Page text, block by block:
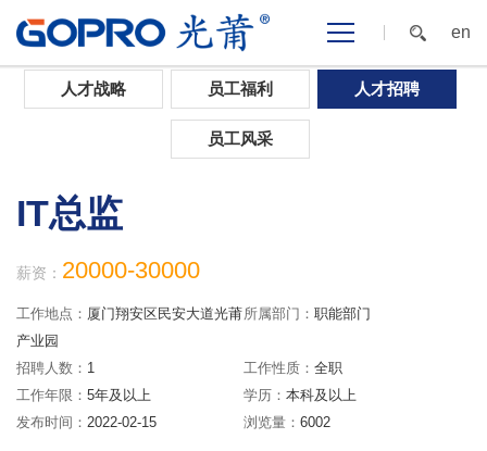
en
首页 >加入光莆 > 人才招聘
人才战略 员工福利 人才招聘
员工风采
IT总监
薪资： 20000-30000
工作地点： 厦门翔安区民安大道光莆
产业园
所属部门： 职能部门
招聘人数： 1 工作性质： 全职
工作年限： 5年及以上 学历： 本科及以上
发布时间： 2022-02-15 浏览量： 6002